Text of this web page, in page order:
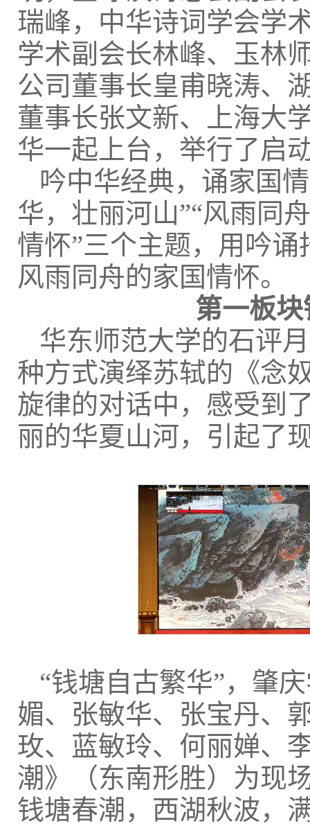
瑞峰，中华诗词学会学
学术副会长林峰、玉林
公司董事长皇甫晓涛、
董事长张文新、上海大
华一起上台，举行了启
吟中华经典，诵家国
华，壮丽河山”“风雨同
情怀”三个主题，用吟
风雨同舟的家国情怀。
第一板
华东师范大学的石评
种方式演绎苏轼的《念
旋律的对话中，感受到
丽的华夏山河，引起了
“钱塘自古繁华”，肇
媚、张敏华、张宝丹、
玫、蓝敏玲、何丽婵、
潮》（东南形胜）为现
钱塘春潮，西湖秋波，